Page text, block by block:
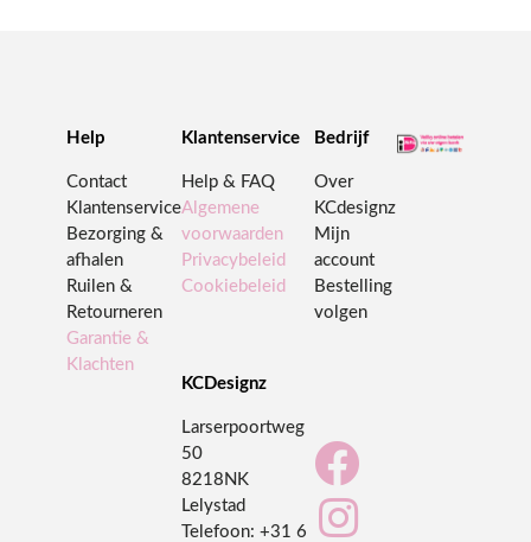
Help
Contact
Klantenservice
Bezorging &
afhalen
Ruilen &
Retourneren
Garantie &
Klachten
Klantenservice
Help & FAQ
Algemene
voorwaarden
Privacybeleid
Cookiebeleid
KCDesignz
Larserpoortweg
50
8218NK
Lelystad
Telefoon: +31 6
Bedrijf
Over
KCdesignz
Mijn
account
Bestelling
volgen

